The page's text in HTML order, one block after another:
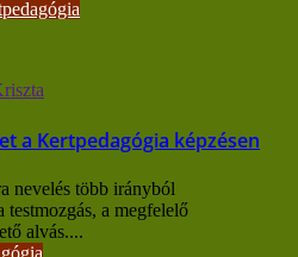
a Kertpedagógia képzésen
nevelés több irányból
a megfelelő
alvás....